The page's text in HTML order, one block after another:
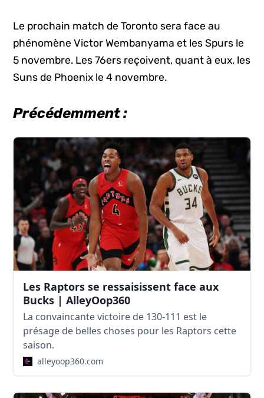
Le prochain match de Toronto sera face au
phénomène Victor Wembanyama et les Spurs le
5 novembre. Les 76ers reçoivent, quant à eux, les
Suns de Phoenix le 4 novembre.
Précédemment :
Les Raptors se ressaisissent face aux
Bucks | AlleyOop360
La convaincante victoire de 130-111 est le
présage de belles choses pour les Raptors cette
saison.
alleyoop360.com